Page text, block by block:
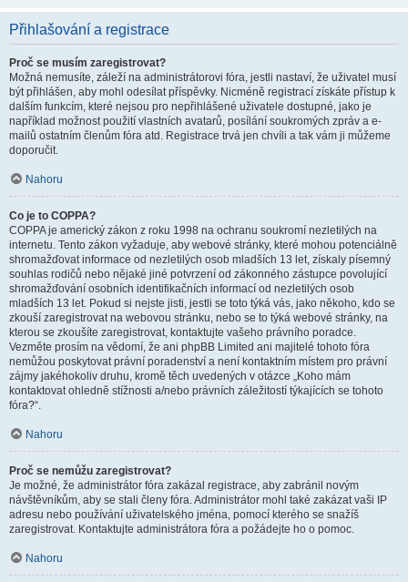
Přihlašování a registrace
Proč se musím zaregistrovat?
Možná nemusíte, záleží na administrátorovi fóra, jestli nastaví, že uživatel musí
být přihlášen, aby mohl odesílat příspěvky. Nicméně registrací získáte přístup k
dalším funkcím, které nejsou pro nepřihlášené uživatele dostupné, jako je
například možnost použití vlastních avatarů, posílání soukromých zpráv a e-
mailů ostatním členům fóra atd. Registrace trvá jen chvíli a tak vám ji můžeme
doporučit.
Nahoru
Co je to COPPA?
COPPA je americký zákon z roku 1998 na ochranu soukromí nezletilých na
internetu. Tento zákon vyžaduje, aby webové stránky, které mohou potenciálně
shromažďovat informace od nezletilých osob mladších 13 let, získaly písemný
souhlas rodičů nebo nějaké jiné potvrzení od zákonného zástupce povolující
shromažďování osobních identifikačních informací od nezletilých osob
mladších 13 let. Pokud si nejste jisti, jestli se toto týká vás, jako někoho, kdo se
zkouší zaregistrovat na webovou stránku, nebo se to týká webové stránky, na
kterou se zkoušíte zaregistrovat, kontaktujte vašeho právního poradce.
Vezměte prosím na vědomí, že ani phpBB Limited ani majitelé tohoto fóra
nemůžou poskytovat právní poradenství a není kontaktním místem pro právní
zájmy jakéhokoliv druhu, kromě těch uvedených v otázce „Koho mám
kontaktovat ohledně stížnosti a/nebo právních záležitostí týkajících se tohoto
fóra?“.
Nahoru
Proč se nemůžu zaregistrovat?
Je možné, že administrátor fóra zakázal registrace, aby zabránil novým
návštěvníkům, aby se stali členy fóra. Administrátor mohl také zakázat vaši IP
adresu nebo používání uživatelského jména, pomocí kterého se snažíš
zaregistrovat. Kontaktujte administrátora fóra a požádejte ho o pomoc.
Nahoru